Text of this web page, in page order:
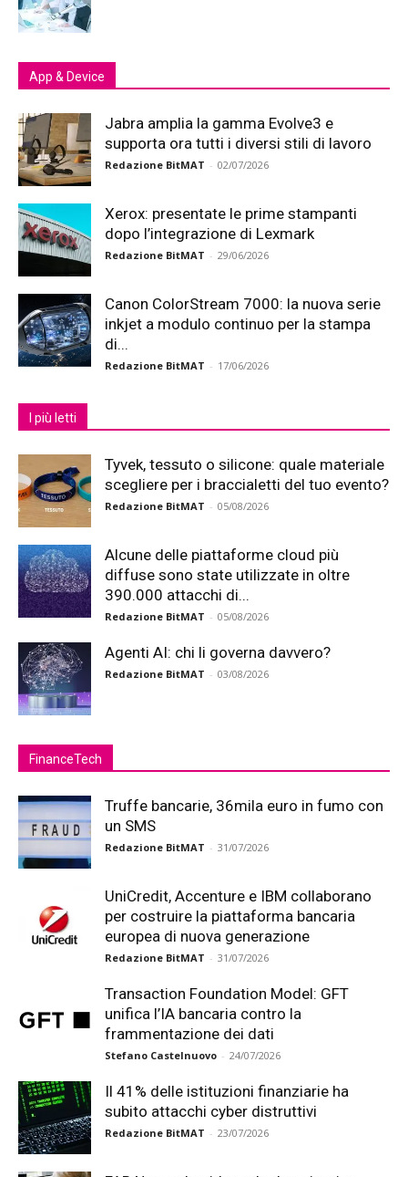
App & Device
Jabra amplia la gamma Evolve3 e
supporta ora tutti i diversi stili di lavoro
Redazione BitMAT - 02/07/2026
Xerox: presentate le prime stampanti
dopo l’integrazione di Lexmark
Redazione BitMAT - 29/06/2026
Canon ColorStream 7000: la nuova serie
inkjet a modulo continuo per la stampa
di...
Redazione BitMAT - 17/06/2026
I più letti
Tyvek, tessuto o silicone: quale materiale
scegliere per i braccialetti del tuo evento?
Redazione BitMAT - 05/08/2026
Alcune delle piattaforme cloud più
diffuse sono state utilizzate in oltre
390.000 attacchi di...
Redazione BitMAT - 05/08/2026
Agenti AI: chi li governa davvero?
Redazione BitMAT - 03/08/2026
FinanceTech
Truffe bancarie, 36mila euro in fumo con
un SMS
Redazione BitMAT - 31/07/2026
UniCredit, Accenture e IBM collaborano
per costruire la piattaforma bancaria
europea di nuova generazione
Redazione BitMAT - 31/07/2026
Transaction Foundation Model: GFT
unifica l’IA bancaria contro la
frammentazione dei dati
Stefano Castelnuovo - 24/07/2026
Il 41% delle istituzioni finanziarie ha
subito attacchi cyber distruttivi
Redazione BitMAT - 23/07/2026